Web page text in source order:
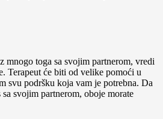
mnogo toga sa svojim partnerom, vredi
Terapeut će biti od velike pomoći u
svu podršku koja vam je potrebna. Da
svojim partnerom, oboje morate